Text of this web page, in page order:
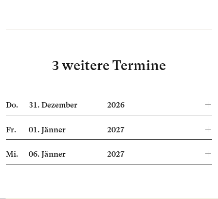
3 weitere Termine
Do. 31.Dezember 2026
Fr. 01.Jänner 2027
Mi. 06.Jänner 2027